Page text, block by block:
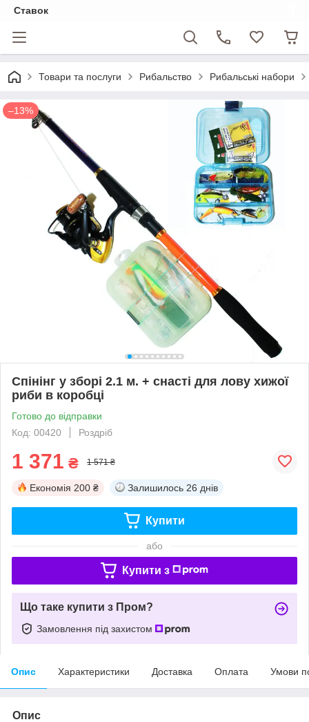
Ставок
Товари та послуги Рибальство Рибальські набори
–13%
Спінінг у зборі 2.1 м. + снасті для лову хижої
риби в коробці
Готово до відправки
Код: 00420
Роздріб
1 371 ₴ 1 571 ₴
Економія 200 ₴ Залишилось 26 днів
Купити
або
Купити з
Що таке купити з Пром?
Замовлення під захистом
Опис Характеристики Доставка Оплата Умови
Опис